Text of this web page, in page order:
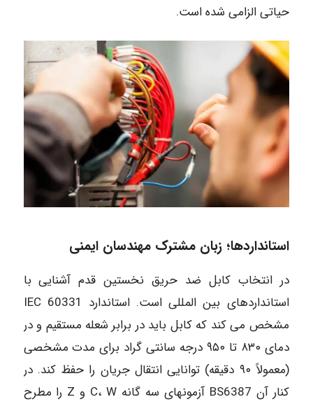
حیاتی الزامی شده است.
استانداردها؛ زبان مشترک مهندسان ایمنی
در انتخاب کابل ضد حریق نخستین قدم آشنایی با
استانداردهای بین المللی است. استاندارد 60331 IEC
مشخص می کند که کابل باید در برابر شعله مستقیم و در
دمای ۸۳۰ تا ۹۵۰ درجه سانتی گراد برای مدت مشخصی
(معمولاً ۹۰ دقیقه) توانایی انتقال جریان را حفظ کند. در
کنار آن BS6387 آزمونهای سه گانه C، W و Z را مطرح